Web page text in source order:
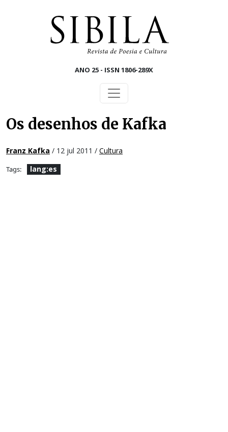
ANO 25 - ISSN 1806-289X
Os desenhos de Kafka
Franz Kafka / 12 jul 2011 / Cultura
Tags: lang:es